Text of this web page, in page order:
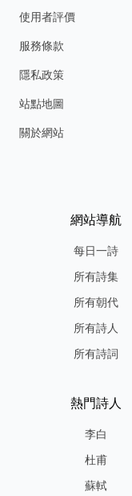
使用者評價
服務條款
隱私政策
站點地圖
關於網站
網站導航
每日一詩
所有詩集
所有朝代
所有詩人
所有詩詞
熱門詩人
李白
杜甫
蘇軾